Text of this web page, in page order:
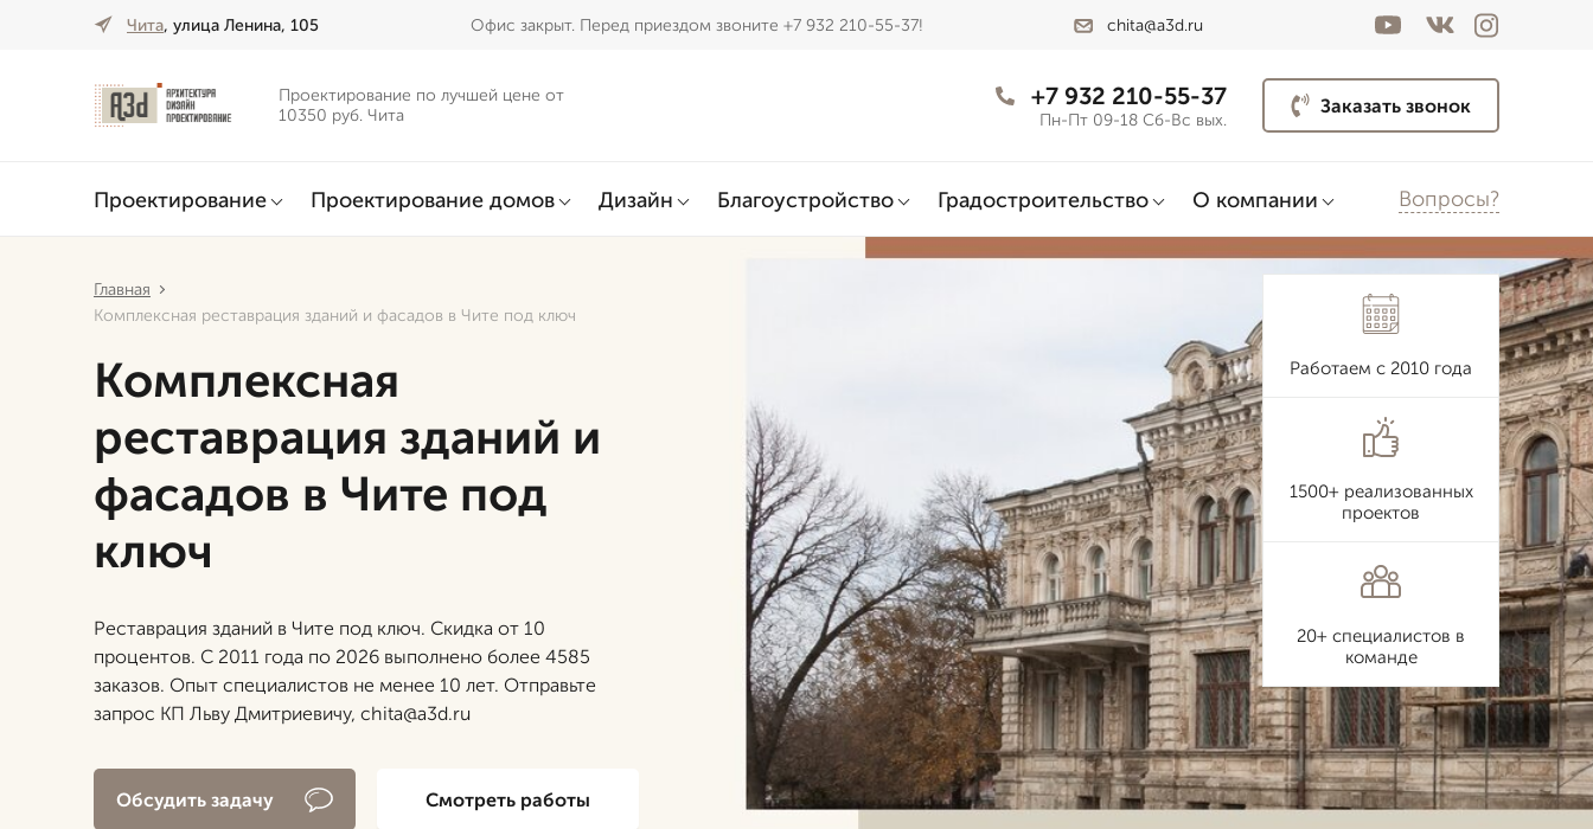
Чита, улица Ленина, 105 Офис закрыт. Перед приездом звоните +7 932 210-55-37! chita@a3d.ru
Проектирование по лучшей цене от
10350 руб. Чита
+7 932 210-55-37
Пн-Пт 09-18 Сб-Вс вых.
Заказать звонок
Проектирование Проектирование домов Дизайн Благоустройство Градостроительство О компании Вопросы?
Главная
Комплексная реставрация зданий и фасадов в Чите под ключ
Комплексная
реставрация зданий и
фасадов в Чите под
ключ
Реставрация зданий в Чите под ключ. Скидка от 10
процентов. С 2011 года по 2026 выполнено более 4585
заказов. Опыт специалистов не менее 10 лет. Отправьте
запрос КП Льву Дмитриевичу, chita@a3d.ru
Обсудить задачу Смотреть работы
Работаем с 2010 года
1500+ реализованных
проектов
20+ специалистов в
команде